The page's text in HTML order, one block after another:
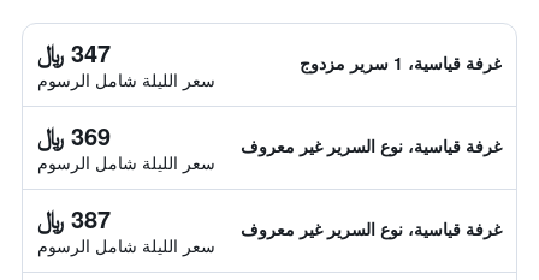
غرفة قياسية، 1 سرير مزدوج 347 ﷼
سعر الليلة شامل الرسوم
غرفة قياسية، نوع السرير غير معروف 369 ﷼
سعر الليلة شامل الرسوم
غرفة قياسية، نوع السرير غير معروف 387 ﷼
سعر الليلة شامل الرسوم